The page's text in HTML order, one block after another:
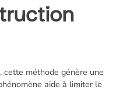
cette méthode génère une
aide à limiter le